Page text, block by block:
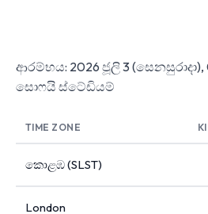
ආරම්භය: 2026 ජූලි 3 (සෙනසුරාදා),
සොෆයි ස්ටේඩියම්
TIME ZONE
කොළඹ (SLST)
London